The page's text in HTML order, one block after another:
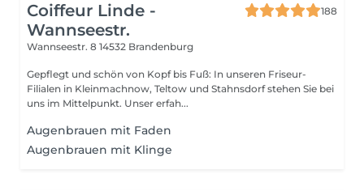
Coiffeur Linde -
Wannseestr.
188
Wannseestr. 8 14532 Brandenburg
Gepflegt und schön von Kopf bis Fuß: In unseren Friseur-
Filialen in Kleinmachnow, Teltow und Stahnsdorf stehen Sie bei
uns im Mittelpunkt. Unser erfah...
Augenbrauen mit Faden
Augenbrauen mit Klinge